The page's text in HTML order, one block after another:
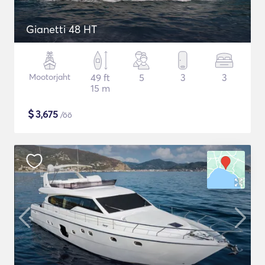
Gianetti 48 HT
Mootorjaht
49 ft
15 m
5 3 3
$3,675 /öö